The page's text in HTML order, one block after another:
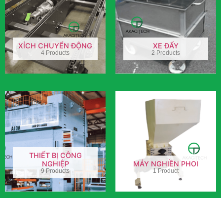
XÍCH CHUYỂN ĐỘNG
4 Products
XE ĐẨY
2 Products
THIẾT BỊ CÔNG
NGHIỆP
9 Products
MÁY NGHIỀN PHOI
1 Product